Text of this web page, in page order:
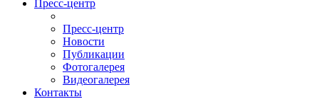
Пресс-центр
Пресс-центр
Новости
Публикации
Фотогалерея
Видеогалерея
Контакты